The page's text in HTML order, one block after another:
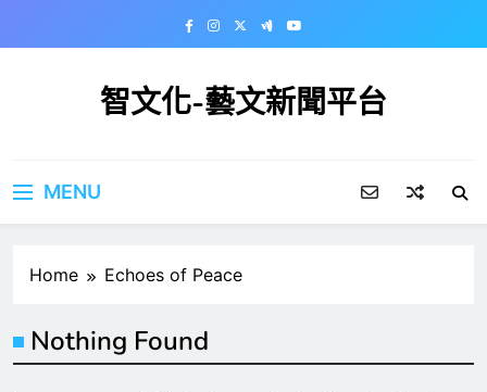
智文化-藝文新聞平台
MENU
Home Echoes of Peace
Nothing Found